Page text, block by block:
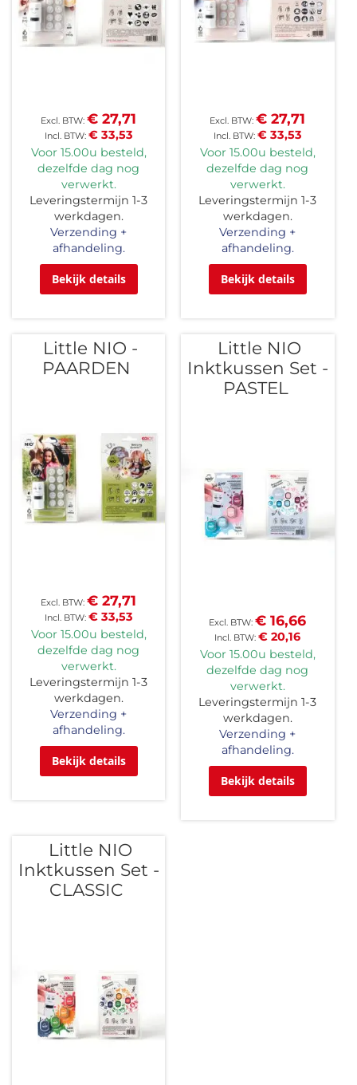
€ 33,53
€ 27,71
Voor 15.00u besteld,
dezelfde dag nog
verwerkt.
Leveringstermijn 1-3
werkdagen.
Verzending +
afhandeling.
Bekijk details
€ 33,53
€ 27,71
Voor 15.00u besteld,
dezelfde dag nog
verwerkt.
Leveringstermijn 1-3
werkdagen.
Verzending +
afhandeling.
Bekijk details
Little NIO -
PAARDEN
€ 33,53
€ 27,71
Voor 15.00u besteld,
dezelfde dag nog
verwerkt.
Leveringstermijn 1-3
werkdagen.
Verzending +
afhandeling.
Bekijk details
Little NIO
Inktkussen Set -
PASTEL
€ 20,16
€ 16,66
Voor 15.00u besteld,
dezelfde dag nog
verwerkt.
Leveringstermijn 1-3
werkdagen.
Verzending +
afhandeling.
Bekijk details
Little NIO
Inktkussen Set -
CLASSIC